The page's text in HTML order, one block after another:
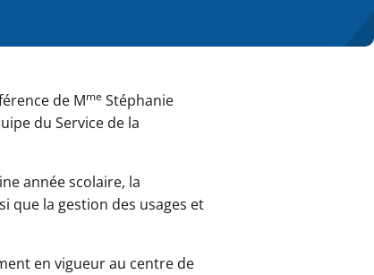
de Mme Stéphanie
du Service de la
année scolaire, la
que la gestion des usages et
en vigueur au centre de